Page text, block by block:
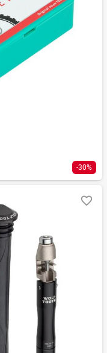
-30%